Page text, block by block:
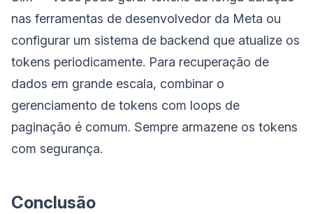
nas ferramentas de desenvolvedor da Meta ou
configurar um sistema de backend que atualize os
tokens periodicamente. Para recuperação de
dados em grande escala, combinar o
gerenciamento de tokens com loops de
paginação é comum. Sempre armazene os tokens
com segurança.
Conclusão